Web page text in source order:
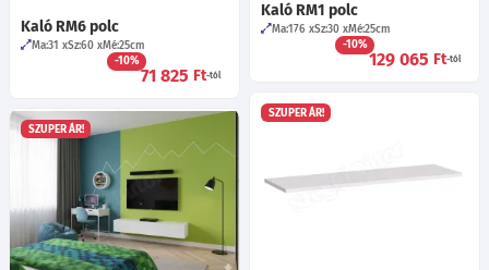
Kaló RM1 polc
Ma:176 Sz:30 Mé:25cm
-10%
129 065 Ft-tól
Kaló RM6 polc
Ma:31 Sz:60 Mé:25cm
-10%
71 825 Ft-tól
SZUPER ÁR!
SZUPER ÁR!